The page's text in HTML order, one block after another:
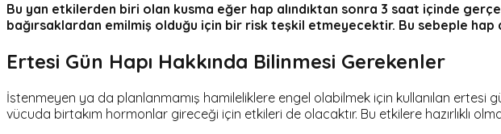
Bu yan etkilerden biri olan kusma eğer hap alındıktan sonra 3 saat içinde
bağırsaklardan emilmiş olduğu için bir risk teşkil etmeyecektir. Bu sebeple hap
Ertesi Gün Hapı Hakkında Bilinmesi Gerekenler
İstenmeyen ya da planlanmamış hamileliklere engel olabilmek için kullanılan ertesi
vücuda birtakım hormonlar gireceği için etkileri de olacaktır. Bu etkilere hazırlıklı